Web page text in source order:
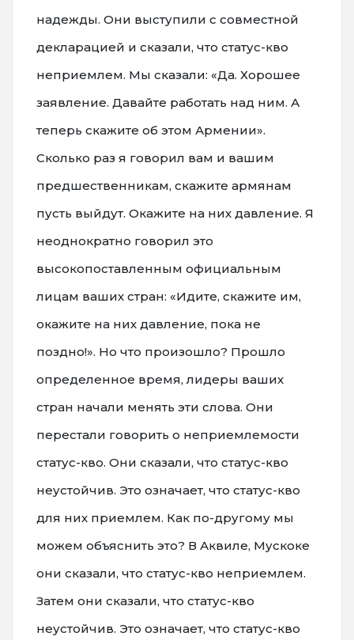
надежды. Они выступили с совместной
декларацией и сказали, что статус-кво
неприемлем. Мы сказали: «Да. Хорошее
заявление. Давайте работать над ним. А
теперь скажите об этом Армении».
Сколько раз я говорил вам и вашим
предшественникам, скажите армянам
пусть выйдут. Окажите на них давление. Я
неоднократно говорил это
высокопоставленным официальным
лицам ваших стран: «Идите, скажите им,
окажите на них давление, пока не
поздно!». Но что произошло? Прошло
определенное время, лидеры ваших
стран начали менять эти слова. Они
перестали говорить о неприемлемости
статус-кво. Они сказали, что статус-кво
неустойчив. Это означает, что статус-кво
для них приемлем. Как по-другому мы
можем объяснить это? В Аквиле, Мускоке
они сказали, что статус-кво неприемлем.
Затем они сказали, что статус-кво
неустойчив. Это означает, что статус-кво